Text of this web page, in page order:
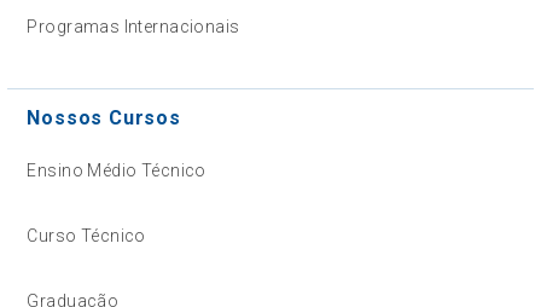
Programas Internacionais
Nossos Cursos
Ensino Médio Técnico
Curso Técnico
Graduação